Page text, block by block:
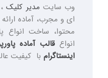
وب سایت مدیر کلیک،
ای و مجرب، آماده
محتوا، ساخت انواع
انواعقالب آماده
اینستاگرام با کیفیت